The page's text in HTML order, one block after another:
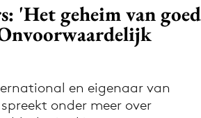
Download de app
nieuws via de Adformatie
'Het geheim van goed
en eigenaar van
onder meer over